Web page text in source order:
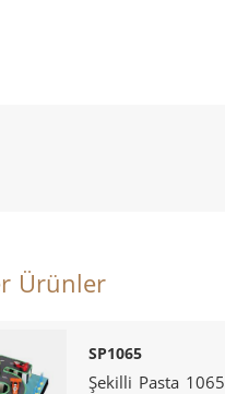
Ürünler
SP1065
Şekilli Pasta 1065